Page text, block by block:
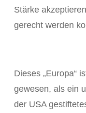
Stärke
gerecht werden
Dieses „Europa“
gewesen, als ein
der USA